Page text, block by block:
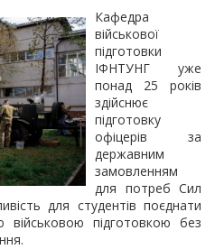
Кафедра
військової
підготовки
ІФНТУНГ уже
понад 25 років
здійснює
підготовку
офіцерів за
державним
замовленням
для потреб Сил
для студентів поєднати
військовою підготовкою без